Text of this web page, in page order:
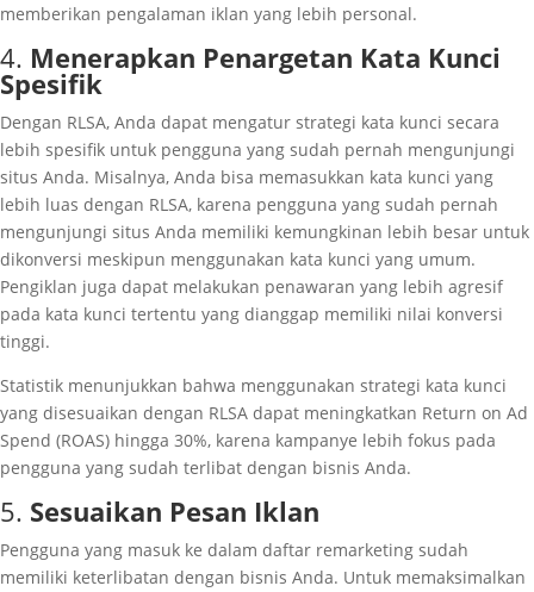
memberikan pengalaman iklan yang lebih personal.
4. Menerapkan Penargetan Kata Kunci
Spesifik
Dengan RLSA, Anda dapat mengatur strategi kata kunci secara
lebih spesifik untuk pengguna yang sudah pernah mengunjungi
situs Anda. Misalnya, Anda bisa memasukkan kata kunci yang
lebih luas dengan RLSA, karena pengguna yang sudah pernah
mengunjungi situs Anda memiliki kemungkinan lebih besar untuk
dikonversi meskipun menggunakan kata kunci yang umum.
Pengiklan juga dapat melakukan penawaran yang lebih agresif
pada kata kunci tertentu yang dianggap memiliki nilai konversi
tinggi.
Statistik menunjukkan bahwa menggunakan strategi kata kunci
yang disesuaikan dengan RLSA dapat meningkatkan Return on Ad
Spend (ROAS) hingga 30%, karena kampanye lebih fokus pada
pengguna yang sudah terlibat dengan bisnis Anda.
5. Sesuaikan Pesan Iklan
Pengguna yang masuk ke dalam daftar remarketing sudah
memiliki keterlibatan dengan bisnis Anda. Untuk memaksimalkan